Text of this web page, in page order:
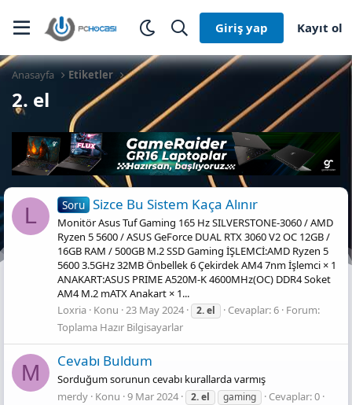
Giriş yap Kayıt ol
Anasayfa Etiketler
2. el
L Soru Sizce Bu Sistem Kaça Alınır
Monitör Asus Tuf Gaming 165 Hz SILVERSTONE-3060 / AMD
Ryzen 5 5600 / ASUS GeForce DUAL RTX 3060 V2 OC 12GB /
16GB RAM / 500GB M.2 SSD Gaming İŞLEMCİ:AMD Ryzen 5
5600 3.5GHz 32MB Önbellek 6 Çekirdek AM4 7nm İşlemci × 1
ANAKART:ASUS PRIME A520M-K 4600MHz(OC) DDR4 Soket
AM4 M.2 mATX Anakart × 1...
Loxria Konu 23 May 2024 2.el Cevaplar: 6 Forum:
Toplama Hazır Bilgisayarlar
M Cevabı Buldum
Sorduğum sorunun cevabı kurallarda varmış
merdy Konu 9 Mar 2024 2.el gaming
Cevaplar: 0